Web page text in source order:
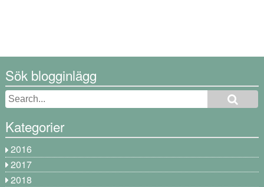
Sök blogginlägg
Kategorier
2016
2017
2018